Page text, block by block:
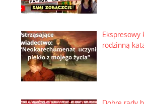
Ekspresowy
rodzinną